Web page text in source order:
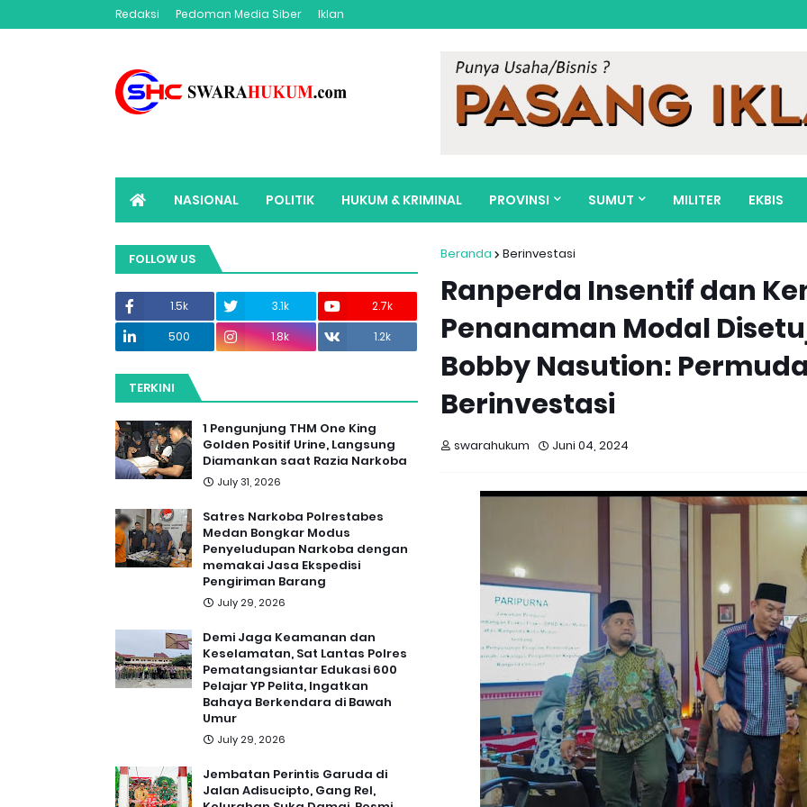
Redaksi Pedoman Media Siber Iklan
NASIONAL POLITIK HUKUM & KRIMINAL PROVINSI SUMUT MILITER EKBIS
ADVERTORIAL Beranda Berinvestasi
Ranperda Insentif dan
Penanaman Modal
Bobby Nasution:
Berinvestasi
swarahukum Juni 04, 2024
FOLLOW US
1.5k 3.1k
2.7k
500
1.8k 1.2k
TERKINI
1 Pengunjung THM One King
Golden Positif Urine, Langsung
Diamankan saat Razia Narkoba
July 31, 2026
Satres Narkoba Polrestabes
Medan Bongkar Modus
Penyeludupan Narkoba dengan
memakai Jasa Ekspedisi
Pengiriman Barang
July 29, 2026
Demi Jaga Keamanan dan
Keselamatan, Sat Lantas Polres
Pematangsiantar Edukasi 600
Pelajar YP Pelita, Ingatkan
Bahaya Berkendara di Bawah
Umur
July 29, 2026
Jembatan Perintis Garuda di
Jalan Adisucipto, Gang Rel,